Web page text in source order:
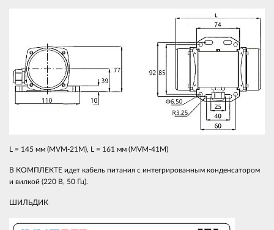
L = 145 мм (MVM-21M), L = 161 мм (MVM-41M)
В КОМПЛЕКТЕ идет кабель питания с интегрированным конденсатором
и вилкой (220 В, 50 Гц).
ШИЛЬДИК